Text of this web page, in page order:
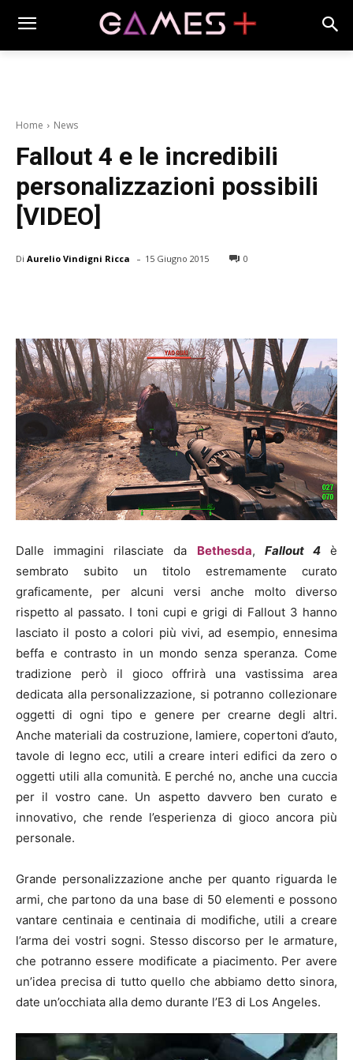
Home News
Fallout 4 e le incredibili
personalizzazioni possibili
[VIDEO]
Di Aurelio Vindigni Ricca - 15 Giugno 2015 0
Dalle immagini rilasciate da Bethesda, Fallout 4è
sembrato subito un titolo estremamente curato
graficamente, per alcuni versi anche molto diverso
rispetto al passato. I toni cupi e grigi di Fallout 3 hanno
lasciato il posto a colori più vivi, ad esempio, ennesima
beffa e contrasto in un mondo senza speranza. Come
tradizione però il gioco offrirà una vastissima area
dedicata alla personalizzazione, si potranno collezionare
oggetti di ogni tipo e genere per crearne degli altri.
Anche materiali da costruzione, lamiere, copertoni d’auto,
tavole di legno ecc, utili a creare interi edifici da zero o
oggetti utili alla comunità. E perché no, anche una cuccia
per il vostro cane. Un aspetto davvero ben curato e
innovativo, che rende l’esperienza di gioco ancora più
personale.
Grande personalizzazione anche per quanto riguarda le
armi, che partono da una base di 50 elementi e possono
vantare centinaia e centinaia di modifiche, utili a creare
l’arma dei vostri sogni. Stesso discorso per le armature,
che potranno essere modificate a piacimento. Per avere
un’idea precisa di tutto quello che abbiamo detto sinora,
date un’occhiata alla demo durante l’E3 di Los Angeles.